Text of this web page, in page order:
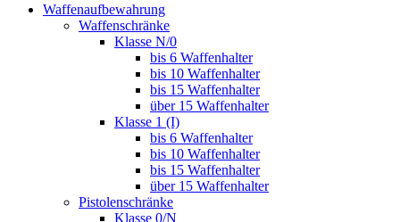
Waffenaufbewahrung
Waffenschränke
Klasse N/0
bis 6 Waffenhalter
bis 10 Waffenhalter
bis 15 Waffenhalter
über 15 Waffenhalter
Klasse 1 (I)
bis 6 Waffenhalter
bis 10 Waffenhalter
bis 15 Waffenhalter
über 15 Waffenhalter
Pistolenschränke
Klasse 0/N